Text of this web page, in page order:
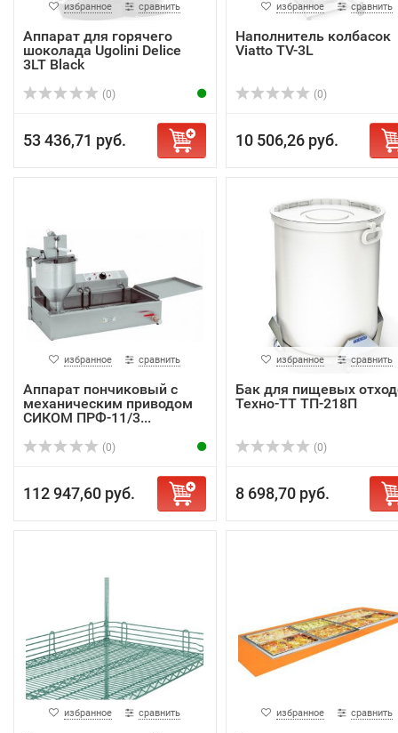
избранное сравнить
Аппарат для горячего
шоколада Ugolini Delice
3LT Black
(0)
53 436,71 руб.
избранное сравнить
Наполнитель колбасок
Viatto TV-3L
(0)
10 506,26 руб.
избранное сравнить
Аппарат пончиковый с
механическим приводом
СИКОМ ПРФ-11/3...
(0)
112 947,60 руб.
избранное сравнить
Бак для пищевых
Техно-ТТ ТП-218П
(0)
8 698,70 руб.
избранное сравнить избранное сравнить